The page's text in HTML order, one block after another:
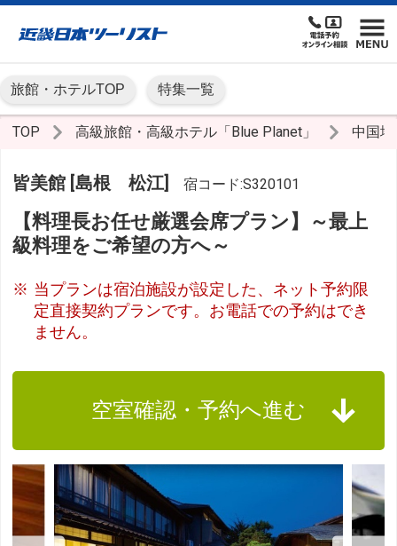
旅館・ホテルTOP 特集一覧
TOP 高級旅館・高級ホテル「Blue Planet」 中国
皆美館 [島根 松江] 宿コード:S320101
【料理長お任せ厳選会席プラン】～最上
級料理をご希望の方へ～
当プランは宿泊施設が設定した、ネット予約限
定直接契約プランです。お電話での予約はでき
ません。
空室確認・予約へ進む